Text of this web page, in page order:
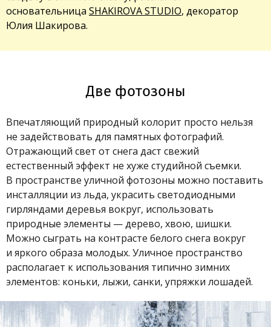
основательница SHAKIROVA STUDIO, декоратор
Юлия Шакирова.
Две фотозоны
Впечатляющий природный колорит просто нельзя
не задействовать для памятных фотографий.
Отражающий свет от снега даст свежий
естественный эффект не хуже студийной съемки.
В пространстве уличной фотозоны можно поставить
инсталляции из льда, украсить светодиодными
гирляндами деревья вокруг, использовать
природные элементы — дерево, хвою, шишки.
Можно сыграть на контрасте белого снега вокруг
и яркого образа молодых. Уличное пространство
располагает к использования типично зимних
элементов: коньки, лыжи, санки, упряжки лошадей.